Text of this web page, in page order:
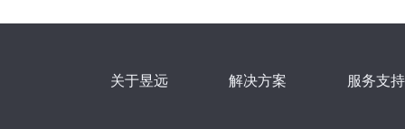
关于昱远 解决方案 服务支持